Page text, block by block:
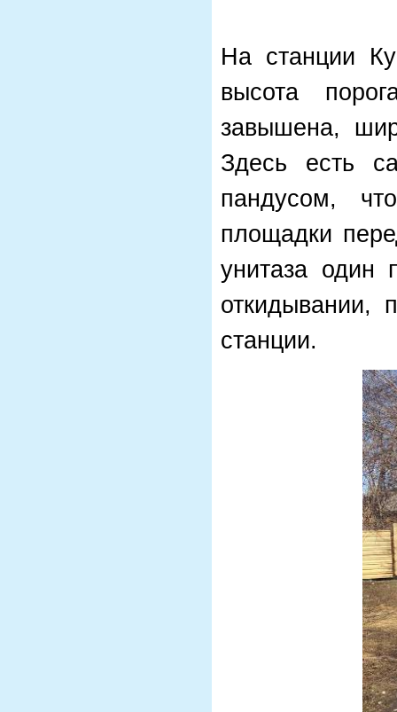
На станции
высота
завышена,
Здесь есть
пандусом,
площадки
унитаза один
откидывании,
станции.